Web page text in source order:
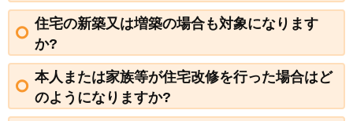
住宅の新築又は増築の場合も対象になります
か?
本人または家族等が住宅改修を行った場合はど
のようになりますか?